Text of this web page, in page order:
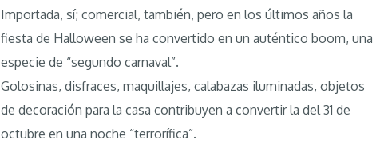
Importada, sí; comercial, también, pero en los últimos años la
fiesta de Halloween se ha convertido en un auténtico boom, una
especie de “segundo carnaval”.
Golosinas, disfraces, maquillajes, calabazas iluminadas, objetos
de decoración para la casa contribuyen a convertir la del 31 de
octubre en una noche “terrorífica”.